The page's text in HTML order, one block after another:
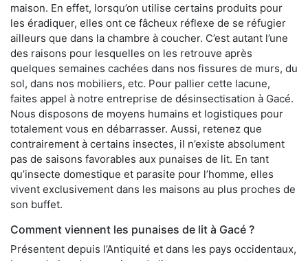
maison. En effet, lorsqu’on utilise certains produits pour
les éradiquer, elles ont ce fâcheux réflexe de se réfugier
ailleurs que dans la chambre à coucher. C’est autant l’une
des raisons pour lesquelles on les retrouve après
quelques semaines cachées dans nos fissures de murs, du
sol, dans nos mobiliers, etc. Pour pallier cette lacune,
faites appel à notre entreprise de désinsectisation à Gacé.
Nous disposons de moyens humains et logistiques pour
totalement vous en débarrasser. Aussi, retenez que
contrairement à certains insectes, il n’existe absolument
pas de saisons favorables aux punaises de lit. En tant
qu’insecte domestique et parasite pour l’homme, elles
vivent exclusivement dans les maisons au plus proches de
son buffet.
Comment viennent les punaises de lit à Gacé ?
Présentent depuis l’Antiquité et dans les pays occidentaux,